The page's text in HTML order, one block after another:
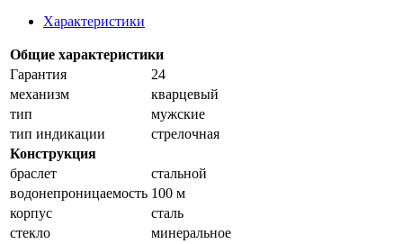
Характеристики
Общие характеристики
Гарантия
24
механизм
кварцевый
тип
мужские
тип индикации
стрелочная
Конструкция
браслет
стальной
водонепроницаемость 100 м
корпус
сталь
стекло
минеральное